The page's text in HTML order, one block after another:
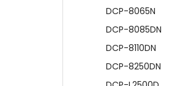
DCP-8065N
DCP-8085DN
DCP-8110DN
DCP-8250DN